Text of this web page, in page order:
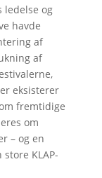
ledelse og
havde
af
af
eksisterer
fremtidige
om
– og en
KLAP-